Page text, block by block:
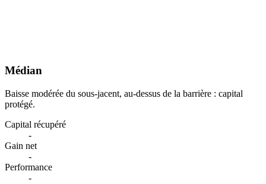
Médian
Baisse modérée du sous-jacent, au-dessus de la barrière : capital
protégé.
Capital récupéré
-
Gain net
-
Performance
-